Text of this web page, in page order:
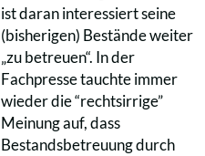
ist daran interessiert seine
(bisherigen) Bestände weiter
„zu betreuen“. In der
Fachpresse tauchte immer
wieder die “rechtsirrige”
Meinung auf, dass
Bestandsbetreuung durch